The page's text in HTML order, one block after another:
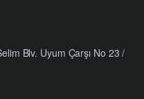
Blv. Uyum Çarşı No 23 /